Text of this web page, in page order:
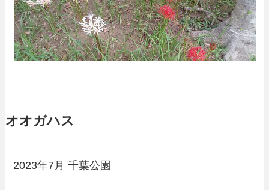
オオガハス
2023年7月 千葉公園